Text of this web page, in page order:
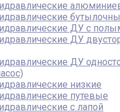
ДУ c
ДУ
ДУ
низкие
путевые
с лапой